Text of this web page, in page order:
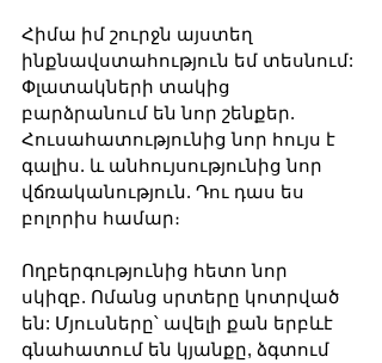
Հիմա իմ շուրջն այստեղ
ինքնավստահություն եմ տեսնում:
Փլատակների տակից
բարձրանում են նոր շենքեր.
Հուսահատությունից նոր հույս է
գալիս. և անհույսությունից նոր
վճռականություն. Դու դաս ես
բոլորիս համար։
Ողբերգությունից հետո նոր
սկիզբ. Ոմանց սրտերը կոտրված
են: Մյուսները՝ ավելի քան երբևէ
գնահատում են կյանքը, ձգտում